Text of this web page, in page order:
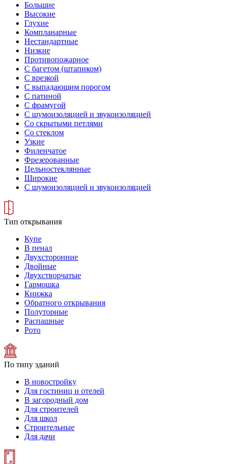
Большие
Высокие
Глухие
Компланарные
Нестандартные
Низкие
Противопожарное
С багетом (штапиком)
С врезкой
С выпадающим порогом
С патиной
С фрамугой
С шумоизоляцией и звукоизоляцией
Со скрытыми петлями
Со стеклом
Узкие
Филенчатое
Фрезерованные
Цельностеклянные
Широкие
С шумоизоляцией и звукоизоляцией
Тип открывания
Купе
В пенал
Двухсторонние
Двойные
Двухстворчатые
Гармошка
Книжка
Обратного открывания
Полуторные
Распашные
Рото
По типу зданий
В новостройку
Для гостиниц и отелей
В загородный дом
Для строителей
Для школ
Строительные
Для дачи